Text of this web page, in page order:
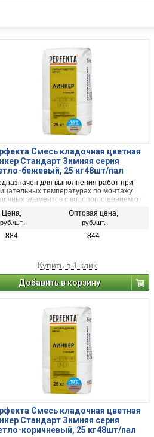
Смесь кладочная цветная
Стандарт Зимняя серия
бежевый, 25 кг48шт/пал
для выполнения работ при
температурах по монтажу
элементов с водопоглощением от
керамический кирпич, рядовой
и плотный силикатный кирпич,
или блоки из бетона и натурального
Цена,
руб./шт.
Оптовая цена,
руб./шт.
884 844
Купить в 1 клик
Добавить в корзину
Смесь кладочная цветная
Стандарт Зимняя серия
коричневый, 25 кг48шт/пал